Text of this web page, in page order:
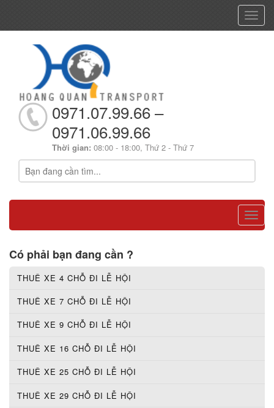
0971.07.99.66 –
0971.06.99.66
Thời gian: 08:00 - 18:00, Thứ 2 - Thứ 7
Có phải bạn đang cần ?
THUÊ XE 4 CHỖ ĐI LỄ HỘI
THUÊ XE 7 CHỖ ĐI LỄ HỘI
THUÊ XE 9 CHỖ ĐI LỄ HỘI
THUÊ XE 16 CHỖ ĐI LỄ HỘI
THUÊ XE 25 CHỖ ĐI LỄ HỘI
THUÊ XE 29 CHỖ ĐI LỄ HỘI